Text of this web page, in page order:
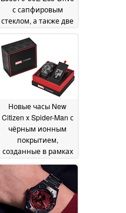
с сапфировым
стеклом, а также две
представленные
цветовые гаммы
July 2026
Новые часы New
Citizen x Spider-Man с
чёрным ионным
покрытием,
созданные в рамках
коллекции, теперь
доступны для
покупки в США23 July
2026